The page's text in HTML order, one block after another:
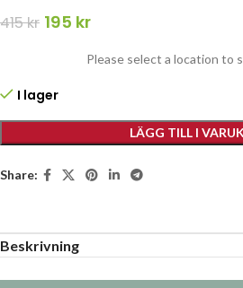
415kr 195 kr
Please select a location to
I lager
LÄGG TILL I
Share:
Beskrivning